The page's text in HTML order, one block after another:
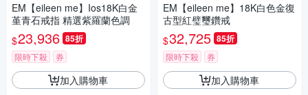
EM【eileen me】Ios18K白金
堇青石戒指 精選紫羅蘭色調
$23,936 85折
限時下殺 券
加入購物車
EM【eileen me】18K白色金復
古型紅璧璽鑽戒
$32,725 85折
限時下殺 券
加入購物車